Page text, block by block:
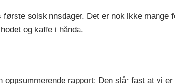
solskinnsdager. Det er nok ikke mange
og kaffe i hånda.
rapport: Den slår fast at vi